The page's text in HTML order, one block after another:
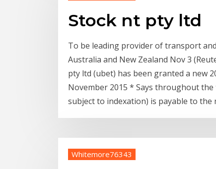
Stock nt pty ltd
To be leading provider of transport
Australia and New Zealand Nov 3
pty ltd (ubet) has been granted a new
November 2015 * Says throughout the
subject to indexation) is payable to
Whitemore76343